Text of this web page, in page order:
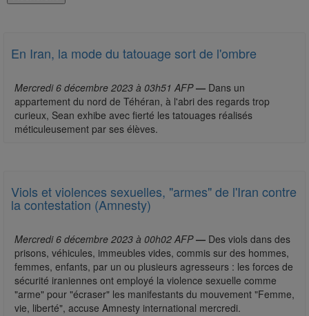
En Iran, la mode du tatouage sort de l'ombre
Mercredi 6 décembre 2023 à 03h51 AFP — Dans un
appartement du nord de Téhéran, à l'abri des regards trop
curieux, Sean exhibe avec fierté les tatouages réalisés
méticuleusement par ses élèves.
Viols et violences sexuelles, "armes" de l'Iran contre
la contestation (Amnesty)
Mercredi 6 décembre 2023 à 00h02 AFP — Des viols dans des
prisons, véhicules, immeubles vides, commis sur des hommes,
femmes, enfants, par un ou plusieurs agresseurs : les forces de
sécurité iraniennes ont employé la violence sexuelle comme
"arme" pour "écraser" les manifestants du mouvement "Femme,
vie, liberté", accuse Amnesty international mercredi.